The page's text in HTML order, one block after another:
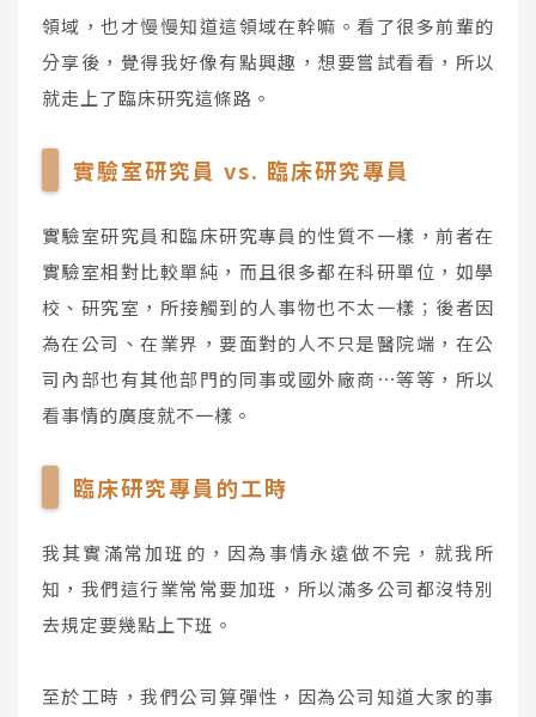
領域，也才慢慢知道這領域在幹嘛。看了很多前輩的
分享後，覺得我好像有點興趣，想要嘗試看看，所以
就走上了臨床研究這條路。
實驗室研究員 vs. 臨床研究專員
實驗室研究員和臨床研究專員的性質不一樣，前者在
實驗室相對比較單純，而且很多都在科研單位，如學
校、研究室，所接觸到的人事物也不太一樣；後者因
為在公司、在業界，要面對的人不只是醫院端，在公
司內部也有其他部門的同事或國外廠商⋯等等，所以
看事情的廣度就不一樣。
臨床研究專員的工時
我其實滿常加班的，因為事情永遠做不完，就我所
知，我們這行業常常要加班，所以滿多公司都沒特別
去規定要幾點上下班。
至於工時，我們公司算彈性，因為公司知道大家的事